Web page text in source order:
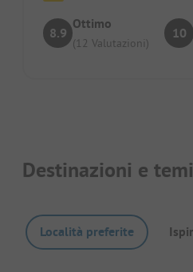
8.9
Ottimo
(12 Valutazioni)
10
Destinazioni e
Località preferite